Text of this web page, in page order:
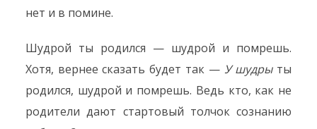
нет и в помине.
Шудрой ты родился — шудрой и помрешь.
Хотя, вернее сказать будет так — У шудрыты
родился, шудрой и помрешь. Ведь кто, как не
родители дают стартовый толчок сознанию